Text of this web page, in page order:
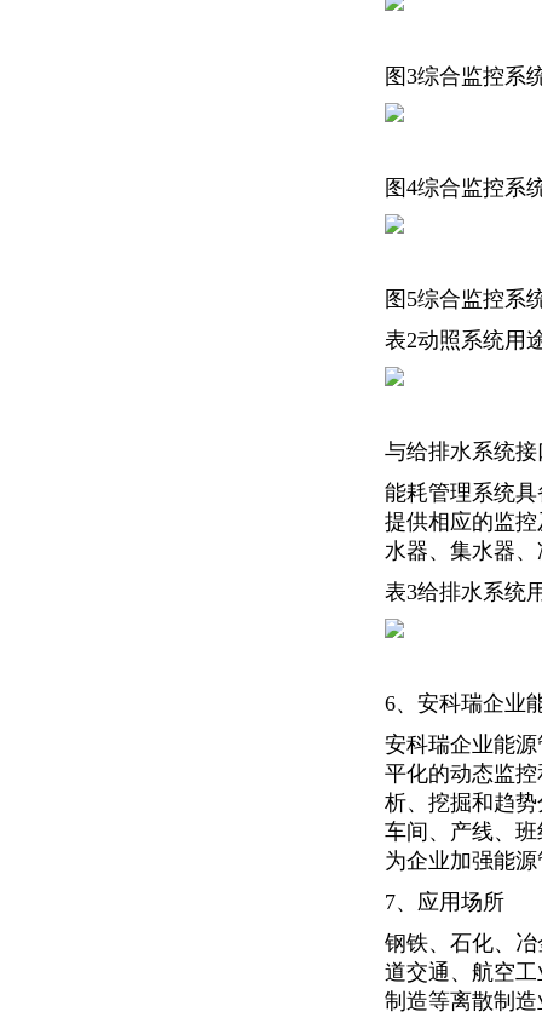
图3综合监控系
图4综合监控系
图5综合监控系
表2动照系统用
与给排水系统接
能耗管理系统
提供相应的监
水器、集水器
表3给排水系统
6、安科瑞企业
安科瑞企业能
平化的动态监
析、挖掘和趋
车间、产线、
为企业加强能
7、应用场所
钢铁、石化、
道交通、航空
制造等离散制造